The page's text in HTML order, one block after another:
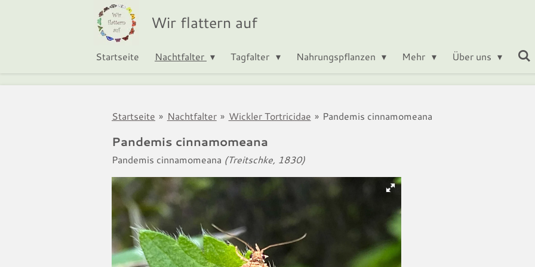
Wir flattern auf
Startseite Nachtfalter Tagfalter Nahrungspflanzen Mehr Über uns
Startseite » Nachtfalter » Wickler Tortricidae » Pandemis cinnamomeana
Pandemis cinnamomeana
Pandemis cinnamomeana (Treitschke, 1830)